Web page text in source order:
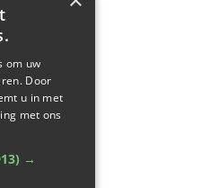
om uw
Door
u in met
met ons
→